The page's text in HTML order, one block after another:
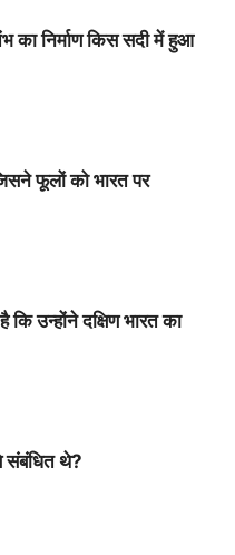
का निर्माण किस सदी में हुआ
फूलों को भारत पर
उन्होंने दक्षिण भारत का
संबंधित थे?